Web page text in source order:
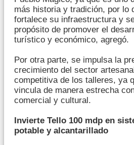
más historia y tradición, por lo
fortalece su infraestructura y
propósito de promover el
turístico y económico, agregó.
Por otra parte, se impulsa la
crecimiento del sector
competitiva de los talleres, ya
vincula de manera estrecha
comercial y cultural.
Invierte Tello 100 mdp en
potable y alcantarillado